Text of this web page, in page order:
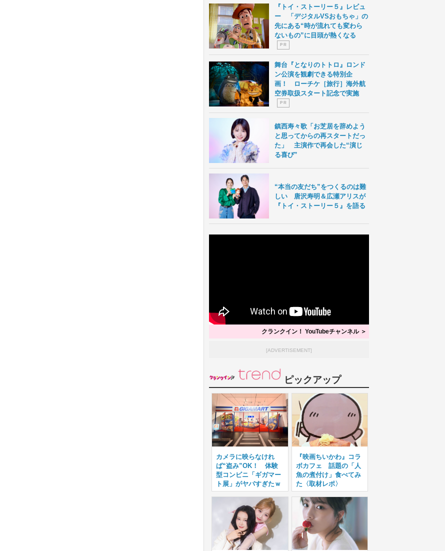
『トイ・ストーリー５』レビュ
ー 「デジタルVSおもちゃ」の
先にある“時が流れても変わら
ないもの”に目頭が熱くなる
P R
舞台『となりのトトロ』ロンド
ン公演を観劇できる特別企
画！ ローチケ［旅行］海外航
空券取扱スタート記念で実施
P R
鎮西寿々歌「お芝居を辞めよう
と思ってからの再スタートだっ
た」 主演作で再会した“演じ
る喜び”
“本当の友だち”をつくるのは難
しい 唐沢寿明＆広瀬アリスが
『トイ・ストーリー５』を語る
クランクイン！ YouTubeチャンネル ＞
[ADVERTISEMENT]
ピックアップ
カメラに映らなけれ
ば“盗み”OK！ 体験
型コンビニ「ギガマー
ト展」がヤバすぎたｗ
『映画ちいかわ』コラ
ボカフェ 話題の「人
魚の煮付け」食べてみ
た〈取材レポ〉